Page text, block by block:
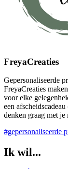
FreyaCreaties
Gepersonaliseerde
FreyaCreaties
voor elke
een
denken graag met je
#gepersonaliseerde
Ik wil...